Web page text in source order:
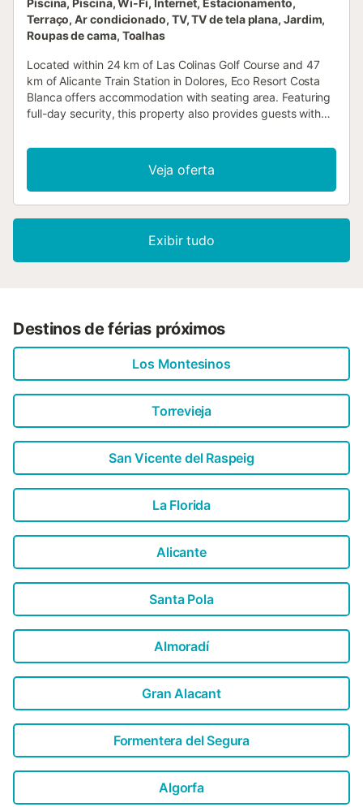
Terraço, Ar condicionado, TV, TV de tela plana, Jardim,
Roupas de cama, Toalhas
Located within 24 km of Las Colinas Golf Course and 47
km of Alicante Train Station in Dolores, Eco Resort Costa
Blanca offers accommodation with seating area. Featuring
full-day security, this property also provides guests with
Veja oferta
Exibir tudo
Destinos de férias próximos
Los Montesinos
Torrevieja
San Vicente del Raspeig
La Florida
Alicante
Santa Pola
Almoradí
Gran Alacant
Formentera del Segura
Algorfa